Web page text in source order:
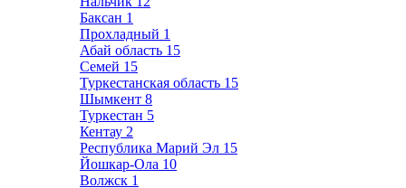
Баксан 1
Прохладный 1
Абай область 15
Семей 15
Туркестанская область 15
Шымкент 8
Туркестан 5
Кентау 2
Республика Марий Эл 15
Йошкар-Ола 10
Волжск 1